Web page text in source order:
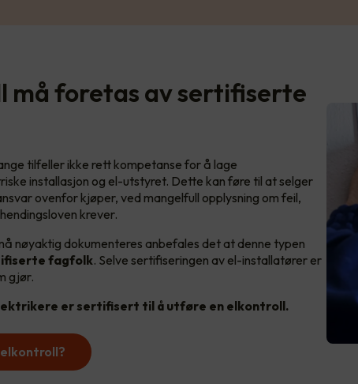
må foretas av sertifiserte
tilfeller ikke rett kompetanse for å lage
installasjon og el-utstyret. Dette kan føre til at selger
ovenfor kjøper, ved mangelfull opplysning om feil,
krever.
nøyaktig dokumenteres anbefales det at denne typen
fagfolk. Selve sertifiseringen av el-installatører er
gjør.
er sertifisert til å utføre en elkontroll.